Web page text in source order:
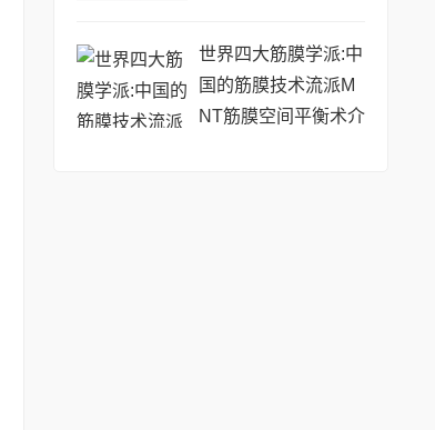
世界四大筋膜学派:中
国的筋膜技术流派M
NT筋膜空间平衡术介